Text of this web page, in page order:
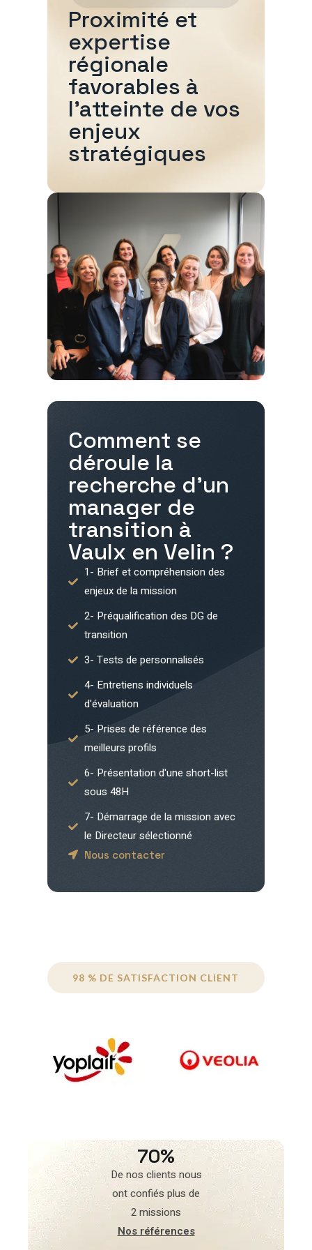
Comment se
déroule la
recherche d'un
manager de
transition à
Vaulx en Velin ?
1- Brief et compréhension des
enjeux de la mission
2- Préqualification des DG de
transition
3- Tests de personnalisés
4- Entretiens individuels
d'évaluation
5- Prises de référence des
meilleurs profils
6- Présentation d'une short-list
sous 48H
7- Démarrage de la mission avec
le Directeur sélectionné
Nous contacter
Proximité et
expertise
régionale
favorables à
l'atteinte de vos
enjeux
stratégiques
98 % DE SATISFACTION CLIENT
70%
De nos clients nous
ont confiés plus de
2 missions
Nos références